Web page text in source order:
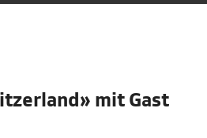
mit Gast